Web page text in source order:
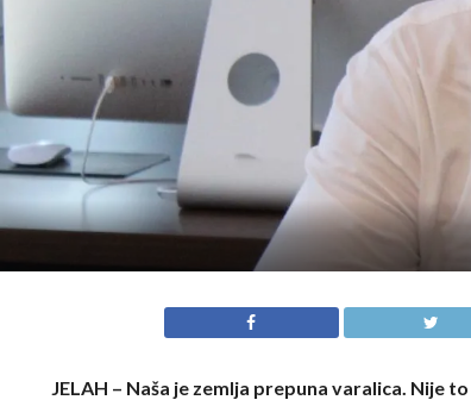
JELAH – Naša je zemlja prepuna varalica. Nije